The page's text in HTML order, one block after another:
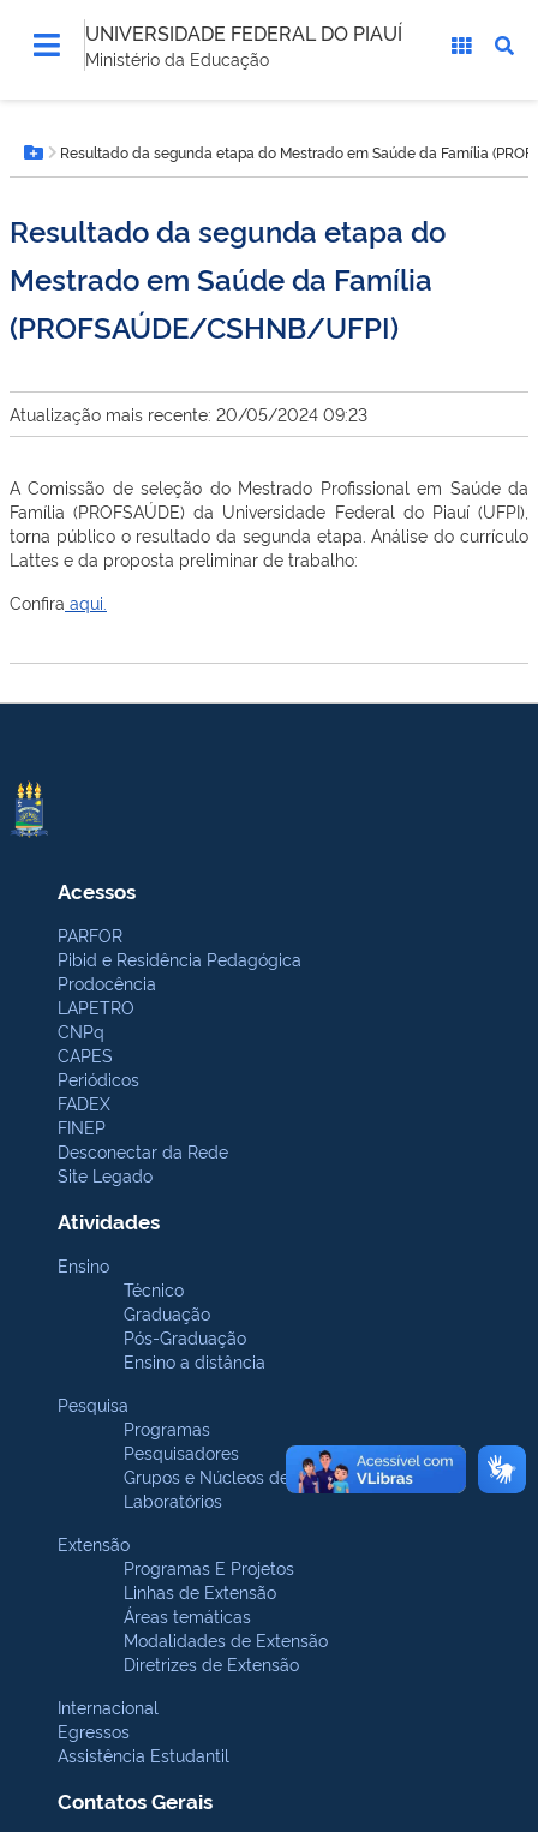
UNIVERSIDADE FEDERAL DO PIAUÍ
Ministério da Educação
está
aqui:Botão Menu
Resultado da segunda etapa do Mestrado em Saúde da Família
Resultado da segunda etapa do
Mestrado em Saúde da Família
(PROFSAÚDE/CSHNB/UFPI)
Atualização mais recente: 20/05/2024 09:23
A Comissão de seleção do Mestrado Profissional em Saúde da
Família (PROFSAÚDE) da Universidade Federal do Piauí (UFPI),
torna público o resultado da segunda etapa. Análise do currículo
Lattes e da proposta preliminar de trabalho:
Confira aqui.
Acessos
PARFOR
Pibid e Residência Pedagógica
Prodocência
LAPETRO
CNPq
CAPES
Periódicos
FADEX
FINEP
Desconectar da Rede
Site Legado
Atividades
Ensino
Técnico
Graduação
Pós-Graduação
Ensino a distância
Pesquisa
Programas
Pesquisadores
Grupos e Núcleos de pesquisa
Laboratórios
Extensão
Programas E Projetos
Linhas de Extensão
Áreas temáticas
Modalidades de Extensão
Diretrizes de Extensão
Internacional
Egressos
Assistência Estudantil
Contatos Gerais